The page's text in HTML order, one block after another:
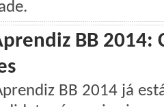
BB 2014:
BB 2014 já